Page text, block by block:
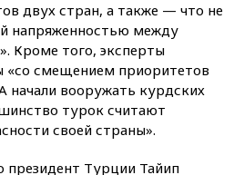
двух стран, а также — что не
напряженностью между
Кроме того, эксперты
«со смещением приоритетов
вооружать курдских
турок считают
своей страны».
президент Турции Тайип